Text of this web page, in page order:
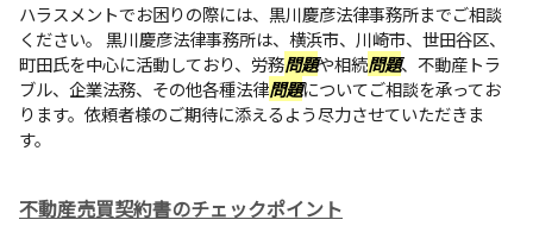
ハラスメントでお困りの際には、黒川慶彦法律事務所までご相談
ください。 黒川慶彦法律事務所は、横浜市、川崎市、世田谷区、
町田氏を中心に活動しており、労務問題や相続問題、不動産トラ
ブル、企業法務、その他各種法律問題についてご相談を承ってお
ります。依頼者様のご期待に添えるよう尽力させていただきま
す。
不動産売買契約書のチェックポイント